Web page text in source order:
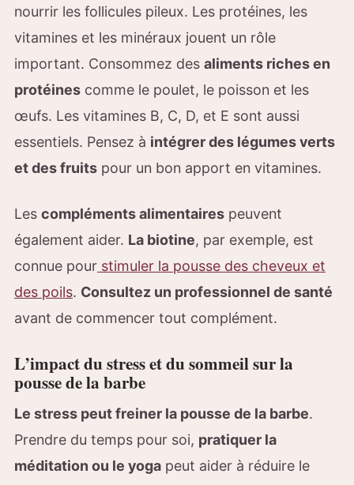
nourrir les follicules pileux. Les protéines, les
vitamines et les minéraux jouent un rôle
important. Consommez des aliments riches en
protéines comme le poulet, le poisson et les
œufs. Les vitamines B, C, D, et E sont aussi
essentiels. Pensez à intégrer des légumes verts
et des fruits pour un bon apport en vitamines.
Les compléments alimentaires peuvent
également aider. La biotine, par exemple, est
connue pour stimuler la pousse des cheveux et
des poils. Consultez un professionnel de santé
avant de commencer tout complément.
L’impact du stress et du sommeil sur la
pousse de la barbe
Le stress peut freiner la pousse de la barbe.
Prendre du temps pour soi, pratiquer la
méditation ou le yoga peut aider à réduire le